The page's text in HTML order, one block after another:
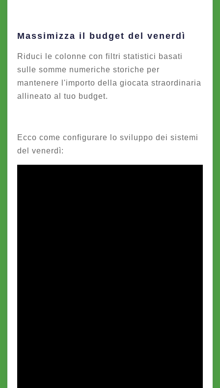
Massimizza il budget del venerdì
Riduci le colonne con filtri statistici basati
sulle somme numeriche storiche per
mantenere l'importo della giocata straordinaria
allineato al tuo budget.
Ecco come configurare lo sviluppo dei sistemi
del venerdì: